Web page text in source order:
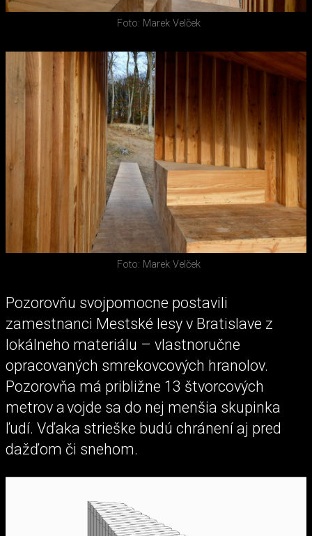
Foto: Marek Velček
Foto: Marek Velček
Pozorovňu svojpomocne postavili
zamestnanci Mestské lesy v Bratislave z
lokálneho materiálu – vlastnoručne
opracovaných smrekovcových hranolov.
Pozorovňa má približne 13 štvorcových
metrov a vojde sa do nej menšia skupinka
ľudí. Vďaka strieške budú chránení aj pred
dažďom či snehom.